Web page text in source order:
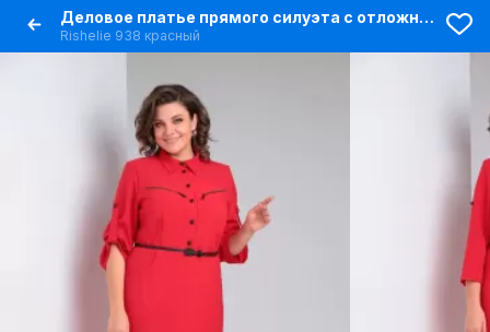
Деловое платье прямого силуэта с отложным воротником
Rishelie 938 красный